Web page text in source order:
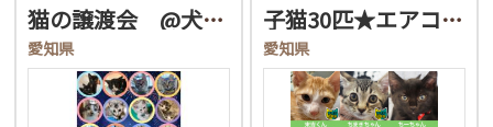
猫の譲渡会 @犬山市 レ…
愛知県
子猫30匹★エアコンで涼…
愛知県